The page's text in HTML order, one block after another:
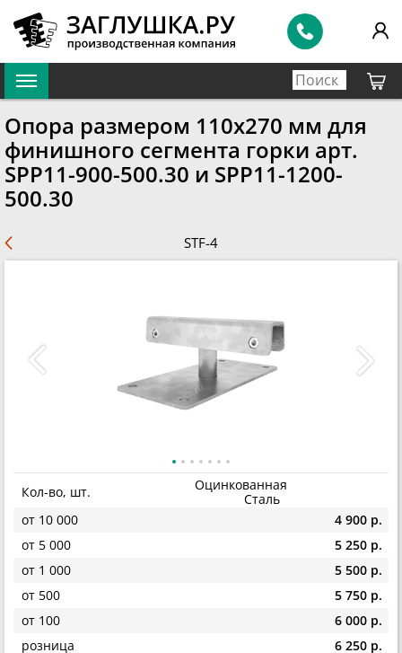
Опора размером 110x270 мм для
финишного сегмента горки арт.
SPP11-900-500.30 и SPP11-1200-
500.30
STF-4
Кол-во, шт.
Оцинкованная
Сталь
от 10 000
4 900 р.
от 5 000
5 250 р.
от 1 000
5 500 р.
от 500
5 750 р.
от 100
6 000 р.
розница
6 250 р.